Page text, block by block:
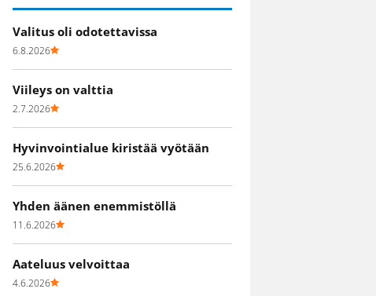
Valitus oli odotettavissa
6.8.2026
Viileys on valttia
2.7.2026
Hyvinvointialue kiristää vyötään
25.6.2026
Yhden äänen enemmistöllä
11.6.2026
Aateluus velvoittaa
4.6.2026